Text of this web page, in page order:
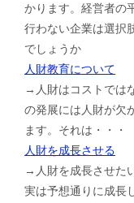
かります。経営者の
行わない企業は選択
でしょうか
人財教育について
→人財はコストでは
の発展には人財が欠
ます。それは・・・
人財を成長させる
→人財を成長させた
実は予想通りに成長